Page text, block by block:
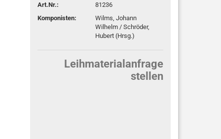
Art.Nr.:
81236
Komponisten:
Wilms, Johann
Wilhelm / Schröder,
Hubert (Hrsg.)
Leihmaterialanfrage
stellen